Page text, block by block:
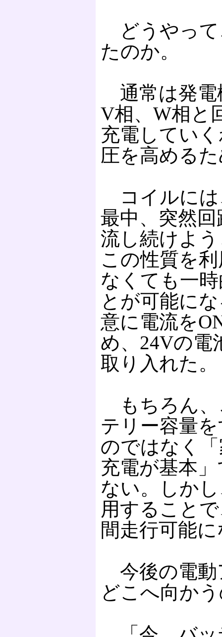
どうやって
たのか。
通常は発電
V相、W相と
充電してい
圧を高める
コイルには
最中、突然
流し続けよ
この性質を
なくても一
とが可能に
意に電流を
め、24Vの電
取り入れた。
もちろん、
テリー容量
のではなく
充電が基本
ない。しか
用すること
間走行可能
今後の電動
どこへ向か